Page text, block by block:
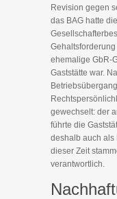
Revision gegen
das BAG hatte
ehemalige GbR-
Gaststätte war.
gewechselt: der
führte die
deshalb auch als
dieser Zeit
verantwortlich.